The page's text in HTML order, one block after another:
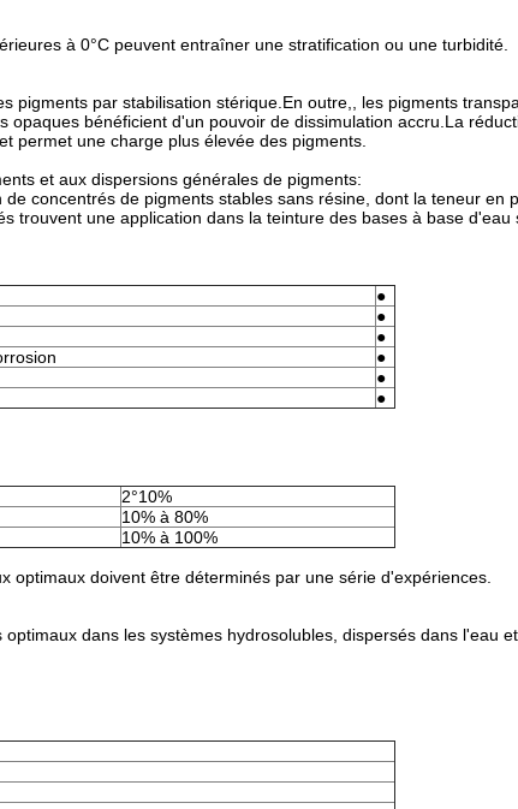
à 0°C peuvent entraîner une stratification ou une turbidité.
pigments par stabilisation stérique.En outre,, les pigments
bénéficient d'un pouvoir de dissimulation accru.La
permet une charge plus élevée des pigments.
et aux dispersions générales de pigments:
concentrés de pigments stables sans résine, dont la teneur en
trouvent une application dans la teinture des bases à base d'eau
●
●
●
●
●
●
2°10%
10% à 80%
10% à 100%
optimaux doivent être déterminés par une série d'expériences.
dans les systèmes hydrosolubles, dispersés dans l'eau et